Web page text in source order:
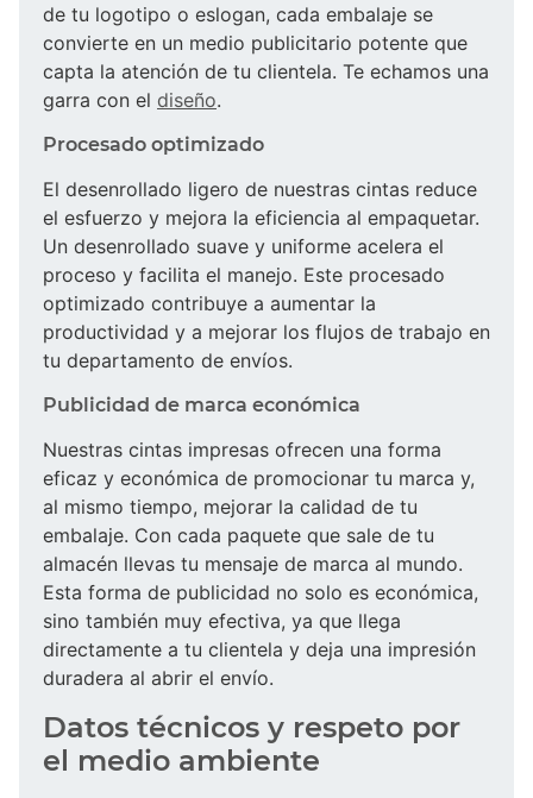
de tu logotipo o eslogan, cada embalaje se
convierte en un medio publicitario potente que
capta la atención de tu clientela. Te echamos una
garra con el diseño.
Procesado optimizado
El desenrollado ligero de nuestras cintas reduce
el esfuerzo y mejora la eficiencia al empaquetar.
Un desenrollado suave y uniforme acelera el
proceso y facilita el manejo. Este procesado
optimizado contribuye a aumentar la
productividad y a mejorar los flujos de trabajo en
tu departamento de envíos.
Publicidad de marca económica
Nuestras cintas impresas ofrecen una forma
eficaz y económica de promocionar tu marca y,
al mismo tiempo, mejorar la calidad de tu
embalaje. Con cada paquete que sale de tu
almacén llevas tu mensaje de marca al mundo.
Esta forma de publicidad no solo es económica,
sino también muy efectiva, ya que llega
directamente a tu clientela y deja una impresión
duradera al abrir el envío.
Datos técnicos y respeto por
el medio ambiente